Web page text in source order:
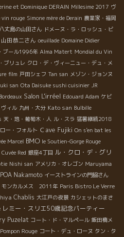
et Dominique DERAIN Millesime 2017 ヴ
vin rouge Simone mère de Derain 農業家・福岡
丈島の山田さん ドメーヌ・ラ・ロッシュ・ビ
山田恭二さん oeuillade Domaine Didier
ブール1996年 Alma Matert Mondial du Vin
ブリュレ クロ・デ・ヴィーニュー・デュ・メ
film 戸田シェフ Tan san メゾン・ジョンヌ
san Ota Daisuke sushi cuisinier JR
Salon L'irréel Edouard Adam ケビ
ィル 九州・大分 Kato san Bulbille
天・地・葡萄木・人 ル・スラ 猛暑継続2018
ロー・フォルト Ｃave Fujiki On s'en bat les
Marcel BMO le Soutien-Gorge Rouge
Cuvée Red 銀座4丁目 ル・クロ・デ・グリ
Nishi san アメリカ・オレゴン Maruyama
Nakamoto イーストラインの門脇さん
モンカルメス 2011年 Paris Bistro Le Verre
Chablis 大江戸の夜景 カシェットのまさ
レミー・スリエ50歳記念パーティー
Puzelat コート・ド・マルペール 飯田橋メ
Pompon Rouge コート・デュ・ローヌ タン・タ